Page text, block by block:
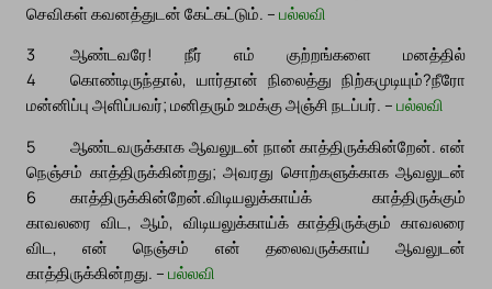
செவிகள் கவனத்துடன் கேட்கட்டும். – பல்லவி
3
ஆண்டவரே! நீர் எம் குற்றங்களை மனத்தில்
கொண்டிருந்தால், யார்தான் நிலைத்து நிற்கமுடியும்?
4
நீரோ
மன்னிப்பு அளிப்பவர்; மனிதரும் உமக்கு அஞ்சி நடப்பர். – பல்லவி
5
ஆண்டவருக்காக ஆவலுடன் நான் காத்திருக்கின்றேன். என்
நெஞ்சம் காத்திருக்கின்றது; அவரது சொற்களுக்காக ஆவலுடன்
காத்திருக்கின்றேன்.
6
விடியலுக்காய்க் காத்திருக்கும்
காவலரை விட, ஆம், விடியலுக்காய்க் காத்திருக்கும் காவலரை
விட, என் நெஞ்சம் என் தலைவருக்காய் ஆவலுடன்
காத்திருக்கின்றது. – பல்லவி